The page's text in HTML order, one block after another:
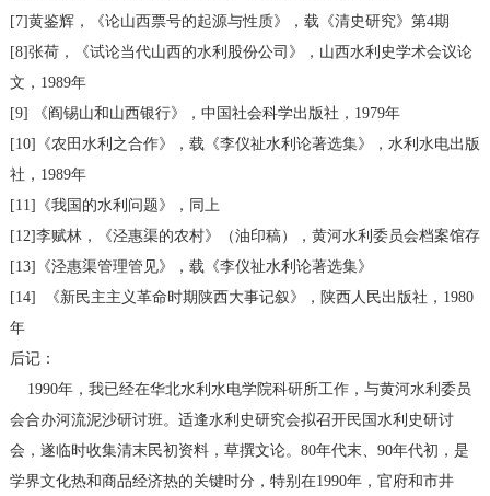
[7]黄鉴辉，《论山西票号的起源与性质》，载《清史研究》第4期
[8]张荷，《试论当代山西的水利股份公司》，山西水利史学术会议论
文，1989年
[9] 《阎锡山和山西银行》，中国社会科学出版社，1979年
[10]《农田水利之合作》，载《李仪祉水利论著选集》，水利水电出版
社，1989年
[11]《我国的水利问题》，同上
[12]李赋林，《泾惠渠的农村》（油印稿），黄河水利委员会档案馆存
[13]《泾惠渠管理管见》，载《李仪祉水利论著选集》
[14] 《新民主主义革命时期陕西大事记叙》，陕西人民出版社，1980
年
后记：
1990年，我已经在华北水利水电学院科研所工作，与黄河水利委员
会合办河流泥沙研讨班。适逢水利史研究会拟召开民国水利史研讨
会，遂临时收集清末民初资料，草撰文论。80年代末、90年代初，是
学界文化热和商品经济热的关键时分，特别在1990年，官府和市井